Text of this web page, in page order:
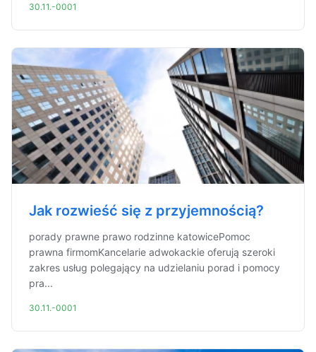
30.11.-0001
Jak rozwieść się z przyjemnością?
porady prawne prawo rodzinne katowicePomoc
prawna firmomKancelarie adwokackie oferują szeroki
zakres usług polegający na udzielaniu porad i pomocy
pra...
30.11.-0001